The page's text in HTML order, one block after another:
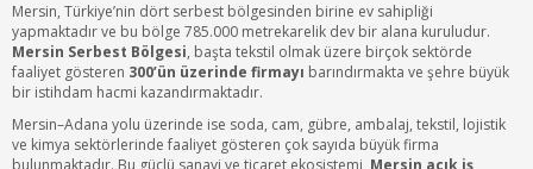
Mersin, Türkiye’nin dört serbest bölgesinden birine ev sahipliği
yapmaktadır ve bu bölge 785.000 metrekarelik dev bir alana kuruludur.
Mersin Serbest Bölgesi, başta tekstil olmak üzere birçok sektörde
faaliyet gösteren 300’ün üzerinde firmayı barındırmakta ve şehre büyük
bir istihdam hacmi kazandırmaktadır.
Mersin–Adana yolu üzerinde ise soda, cam, gübre, ambalaj, tekstil, lojistik
ve kimya sektörlerinde faaliyet gösteren çok sayıda büyük firma
bulunmaktadır. Bu güçlü sanayi ve ticaret ekosistemi, Mersin açık iş